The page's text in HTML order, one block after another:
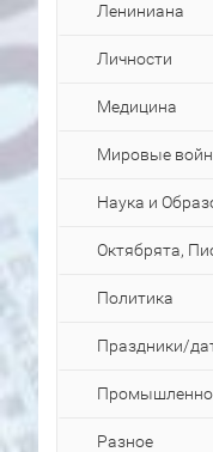
Лениниана
Личности
Медицина
Мировые
Наука и
Октябрята,
Политика
Праздники/
Разное